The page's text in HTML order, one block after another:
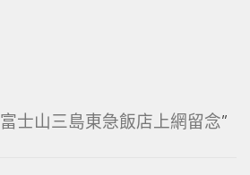
富士山三島東急飯店上網留念”